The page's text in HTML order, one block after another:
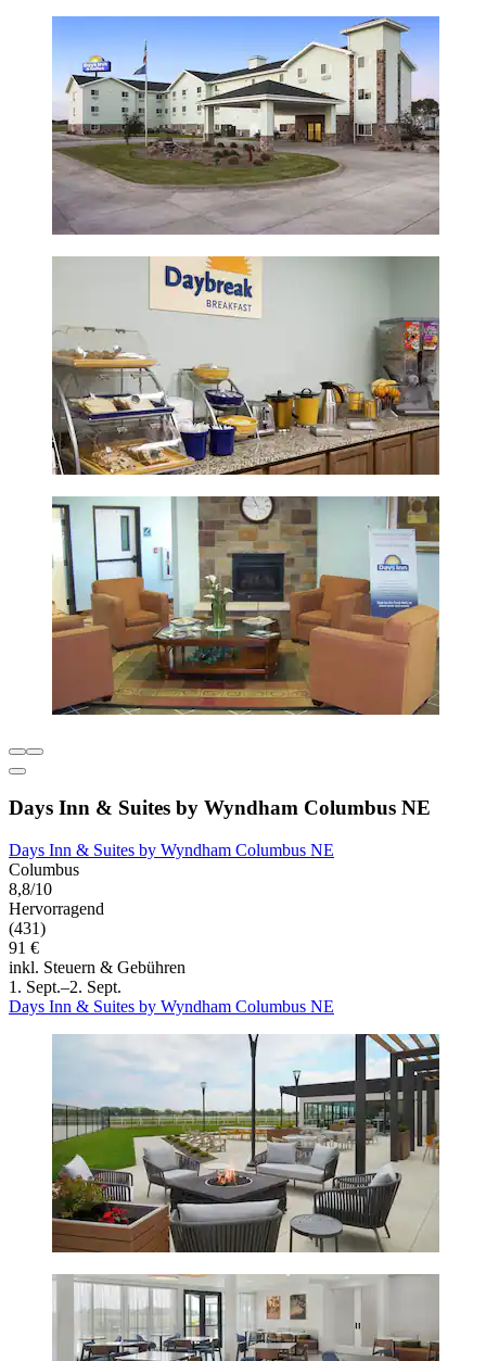
Days Inn & Suites by Wyndham Columbus NE
Days Inn & Suites by Wyndham Columbus NE
Columbus
8,8/10
Hervorragend
(431)
91 €
inkl. Steuern & Gebühren
1. Sept.–2. Sept.
Days Inn & Suites by Wyndham Columbus NE